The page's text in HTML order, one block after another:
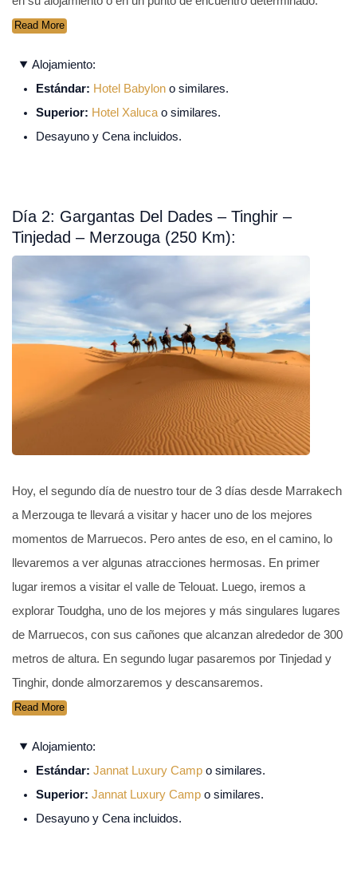
Read More
Alojamiento:
Estándar: Hotel Babylono similares.
Superior: Hotel Xalucao similares.
Desayuno y Cena incluidos.
Día 2: Gargantas Del Dades – Tinghir –
Tinjedad – Merzouga (250 Km):
Hoy, el segundo día de nuestro tour de 3 días desde Marrakech
a Merzouga te llevará a visitar y hacer uno de los mejores
momentos de Marruecos. Pero antes de eso, en el camino, lo
llevaremos a ver algunas atracciones hermosas. En primer
lugar iremos a visitar el valle de Telouat. Luego, iremos a
explorar Toudgha, uno de los mejores y más singulares lugares
de Marruecos, con sus cañones que alcanzan alrededor de 300
metros de altura. En segundo lugar pasaremos por Tinjedad y
Tinghir, donde almorzaremos y descansaremos.
Read More
Alojamiento:
Estándar: Jannat Luxury Campo similares.
Superior: Jannat Luxury Campo similares.
Desayuno y Cena incluidos.